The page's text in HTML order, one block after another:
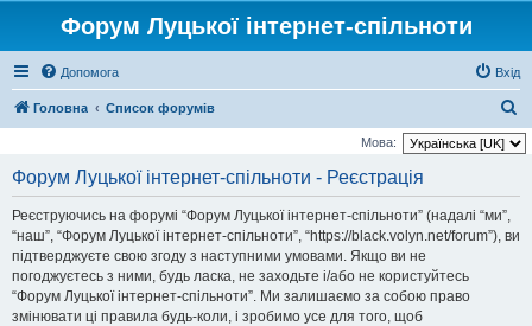
Форум Луцької інтернет-спільноти
Допомога Вхід
Головна Список форумів
о
Мова:
Форум Луцької інтернет-спільноти - Реєстрація
Реєструючись на форумі “Форум Луцької інтернет-спільноти” (надалі “ми”,
“наш”, “Форум Луцької інтернет-спільноти”, “https://black.volyn.net/forum”), ви
підтверджуєте свою згоду з наступними умовами. Якщо ви не
погоджуєтесь з ними, будь ласка, не заходьте і/або не користуйтесь
“Форум Луцької інтернет-спільноти”. Ми залишаємо за собою право
змінювати ці правила будь-коли, і зробимо усе для того, щоб